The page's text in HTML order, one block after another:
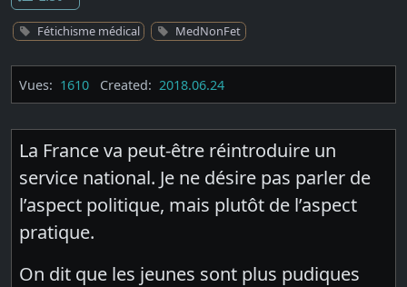
Fétichisme médical MedNonFet
Vues: 1610 Created: 2018.06.24
La France va peut-être réintroduire un
service national. Je ne désire pas parler de
l’aspect politique, mais plutôt de l’aspect
pratique.
On dit que les jeunes sont plus pudiques